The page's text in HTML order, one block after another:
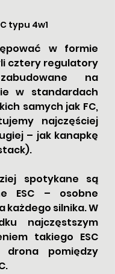
typu 4w1
w formie
cztery regulatory
na
w standardach
samych jak FC,
najczęściej
– jak kanapkę
spotykane są
ESC – osobne
każdego silnika. W
najczęstszym
takiego ESC
pomiędzy